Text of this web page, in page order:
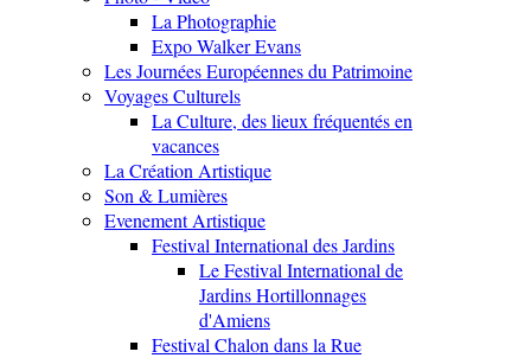
La Photographie
Expo Walker Evans
Les Journées Européennes du Patrimoine
Voyages Culturels
La Culture, des lieux fréquentés en
vacances
La Création Artistique
Son & Lumières
Evenement Artistique
Festival International des Jardins
Le Festival International de
Jardins Hortillonnages
d'Amiens
Festival Chalon dans la Rue